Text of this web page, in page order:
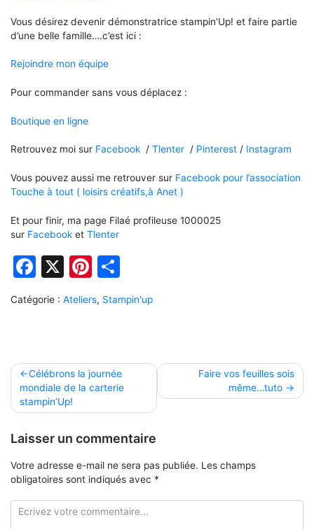
Vous désirez devenir démonstratrice stampin’Up! et faire partie
d’une belle famille….c’est ici :
Rejoindre mon équipe
Pour commander sans vous déplacez :
Boutique en ligne
Retrouvez moi sur Facebook / Tlenter / Pinterest / Instagram
Vous pouvez aussi me retrouver sur Facebook pour l’association
Touche à tout ( loisirs créatifs,à Anet )
Et pour finir, ma page Filaé profileuse 1000025
sur Facebook et Tlenter
Facebook
X Pinterest
Catégorie : Ateliers, Stampin'up
Navigation
de
l’article
Célébrons la journée
mondiale de la carterie
stampin’Up!
Faire vos feuilles sois
même…tuto
Laisser un commentaire
Votre adresse e-mail ne sera pas publiée. Les champs
obligatoires sont indiqués avec *